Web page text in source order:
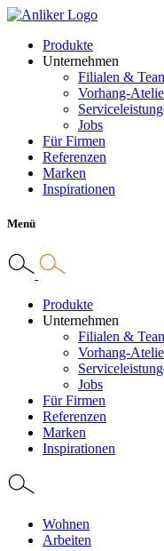
Produkte
Unternehmen
Filialen &
Vorhang-
Jobs
Für Firmen
Referenzen
Marken
Inspirationen
Menü
Produkte
Unternehmen
Filialen &
Vorhang-
Jobs
Für Firmen
Referenzen
Marken
Inspirationen
Wohnen
Arbeiten